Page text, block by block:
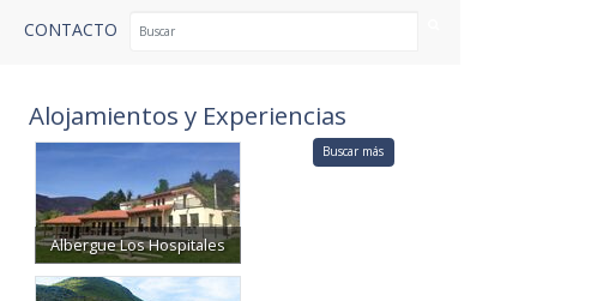
CONTACTO
Alojamientos y Experiencias
Albergue Los Hospitales
Buscar más